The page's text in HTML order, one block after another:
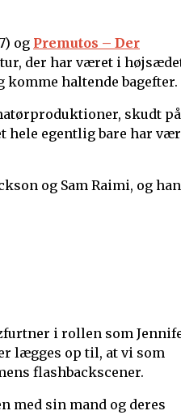
og Premutos – Der
der har været i
haltende bagefter.
skudt
hele egentlig bare har
og Sam Raimi, og han
i rollen som
lægges op til, at vi som
flashbackscener.
med sin mand og deres